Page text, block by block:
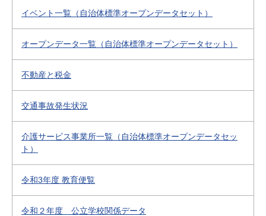
イベント一覧（自治体標準オープンデータセット）
オープンデータ一覧（自治体標準オープンデータセット）
不動産と税金
交通事故発生状況
介護サービス事業所一覧（自治体標準オープンデータセッ
ト）
令和3年度 教育便覧
令和２年度 公立学校関係データ